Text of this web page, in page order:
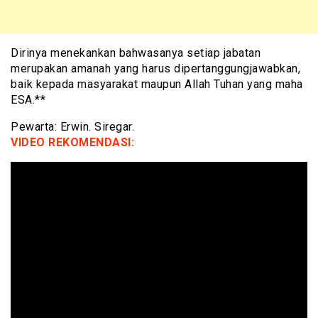
Dirinya menekankan bahwasanya setiap jabatan
merupakan amanah yang harus dipertanggungjawabkan,
baik kepada masyarakat maupun Allah Tuhan yang maha
ESA.**
Pewarta: Erwin. Siregar.
VIDEO REKOMENDASI: